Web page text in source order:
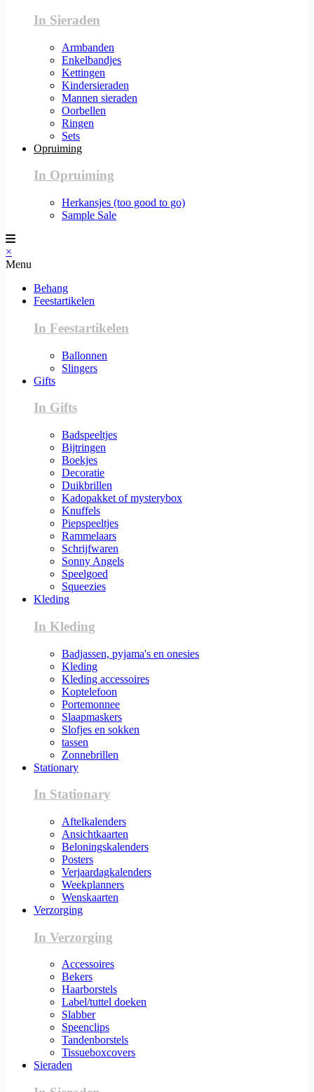
In Sieraden
Armbanden
Enkelbandjes
Kettingen
Kindersieraden
Mannen sieraden
Oorbellen
Ringen
Sets
Opruiming
In Opruiming
Herkansjes (too good to go)
Sample Sale
×
Menu
Behang
Feestartikelen
In Feestartikelen
Ballonnen
Slingers
Gifts
In Gifts
Badspeeltjes
Bijtringen
Boekjes
Decoratie
Duikbrillen
Kadopakket of mysterybox
Knuffels
Piepspeeltjes
Rammelaars
Schrijfwaren
Sonny Angels
Speelgoed
Squeezies
Kleding
In Kleding
Badjassen, pyjama's en onesies
Kleding
Kleding accessoires
Koptelefoon
Portemonnee
Slaapmaskers
Slofjes en sokken
tassen
Zonnebrillen
Stationary
In Stationary
Aftelkalenders
Ansichtkaarten
Beloningskalenders
Posters
Verjaardagkalenders
Weekplanners
Wenskaarten
Verzorging
In Verzorging
Accessoires
Bekers
Haarborstels
Label/tuttel doeken
Slabber
Speenclips
Tandenborstels
Tissueboxcovers
Sieraden